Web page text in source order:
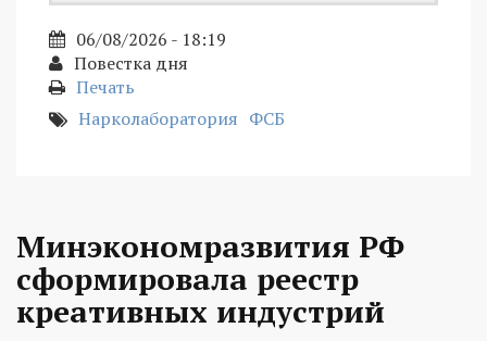
06/08/2026 - 18:19
Повестка дня
Печать
Нарколаборатория ФСБ
Минэкономразвития РФ
сформировала реестр
креативных индустрий